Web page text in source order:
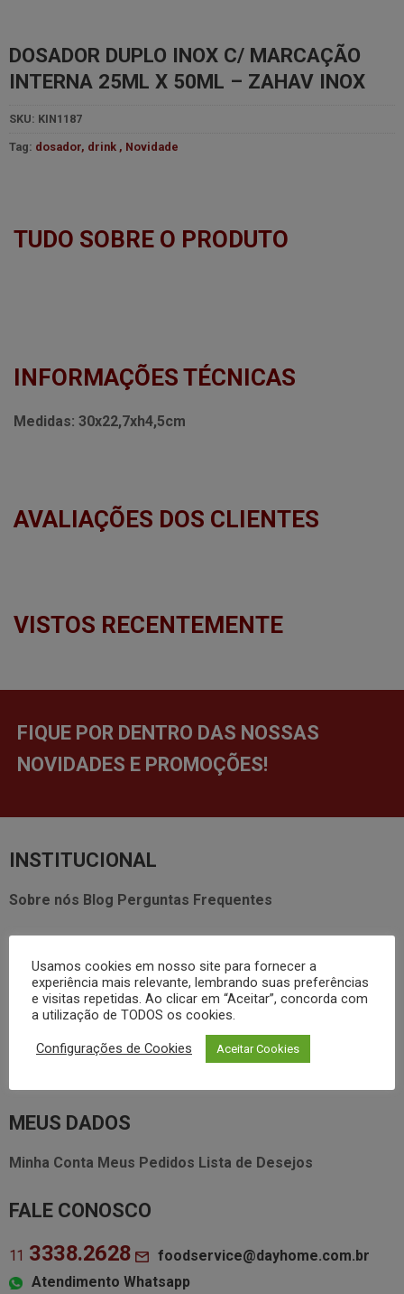
DOSADOR DUPLO INOX C/ MARCAÇÃO
INTERNA 25ML X 50ML – ZAHAV INOX
SKU: KIN1187
Tag: dosador, drink , Novidade
TUDO SOBRE O PRODUTO
INFORMAÇÕES TÉCNICAS
Medidas: 30x22,7xh4,5cm
AVALIAÇÕES DOS CLIENTES
VISTOS RECENTEMENTE
FIQUE POR DENTRO DAS NOSSAS
NOVIDADES E PROMOÇÕES!
INSTITUCIONAL
Sobre nós Blog Perguntas Frequentes
Garantia e Assistência Técnica • Vitamix
Garantia e Assistência Técnica • Zahav
Atendimento Whatsapp Política de Privacidade
MEUS DADOS
Minha Conta Meus Pedidos Lista de Desejos
FALE CONOSCO
11 3338.2628
foodservice@dayhome.com.br
Atendimento Whatsapp
Usamos cookies em nosso site para fornecer a
experiência mais relevante, lembrando suas preferências
e visitas repetidas. Ao clicar em “Aceitar”, concorda com
a utilização de TODOS os cookies.
Configurações de Cookies Aceitar Cookies